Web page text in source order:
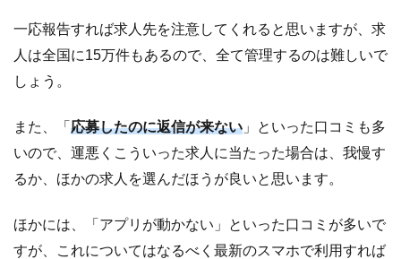
一応報告すれば求人先を注意してくれると思いますが、求
人は全国に15万件もあるので、全て管理するのは難しいで
しょう。
また、「 応募したのに返信が来ない 」といった口コミも多
いので、運悪くこういった求人に当たった場合は、我慢す
るか、ほかの求人を選んだほうが良いと思います。
ほかには、「アプリが動かない」といった口コミが多いで
すが、これについてはなるべく最新のスマホで利用すれば